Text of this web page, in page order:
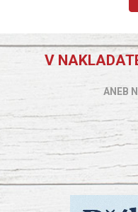
V
ANEB